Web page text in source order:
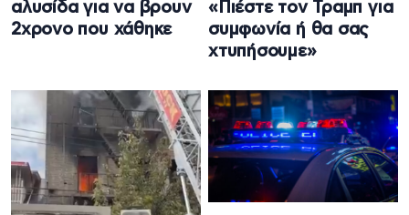
αλυσίδα για να βρουν
2χρονο που χάθηκε
«Πιέστε τον Τραμπ για
συμφωνία ή θα σας
χτυπήσουμε»